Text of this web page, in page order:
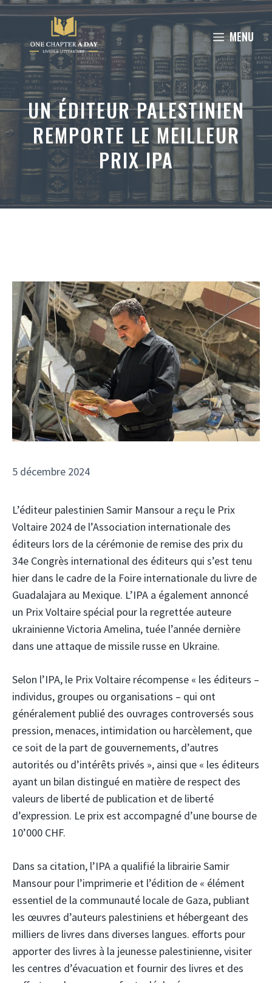
Aller
contenu
MENU
UN ÉDITEUR PALESTINIEN
REMPORTE LE MEILLEUR
PRIX IPA
5 décembre 2024
L’éditeur palestinien Samir Mansour a reçu le Prix
Voltaire 2024 de l’Association internationale des
éditeurs lors de la cérémonie de remise des prix du
34e Congrès international des éditeurs qui s’est tenu
hier dans le cadre de la Foire internationale du livre de
Guadalajara au Mexique. L’IPA a également annoncé
un Prix Voltaire spécial pour la regrettée auteure
ukrainienne Victoria Amelina, tuée l’année dernière
dans une attaque de missile russe en Ukraine.
Selon l’IPA, le Prix Voltaire récompense « les éditeurs –
individus, groupes ou organisations – qui ont
généralement publié des ouvrages controversés sous
pression, menaces, intimidation ou harcèlement, que
ce soit de la part de gouvernements, d’autres
autorités ou d’intérêts privés », ainsi que « les éditeurs
ayant un bilan distingué en matière de respect des
valeurs de liberté de publication et de liberté
d’expression. Le prix est accompagné d’une bourse de
10’000 CHF.
Dans sa citation, l’IPA a qualifié la librairie Samir
Mansour pour l’imprimerie et l’édition de « élément
essentiel de la communauté locale de Gaza, publiant
les œuvres d’auteurs palestiniens et hébergeant des
milliers de livres dans diverses langues. efforts pour
apporter des livres à la jeunesse palestinienne, visiter
les centres d’évacuation et fournir des livres et des